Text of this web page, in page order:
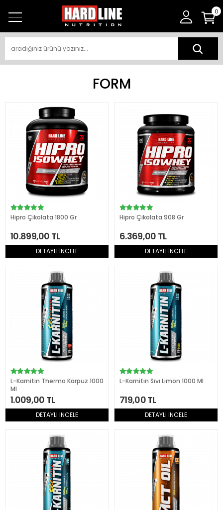
0
FORM
Hipro Çikolata 1800 Gr
10.899,00 TL
DETAYLI İNCELE
Hipro Çikolata 908 Gr
6.369,00 TL
DETAYLI İNCELE
L-Karnitin Thermo Karpuz 1000
Ml
1.009,00 TL
DETAYLI İNCELE
L-Karnitin Sıvı Limon 1000 Ml
719,00 TL
DETAYLI İNCELE